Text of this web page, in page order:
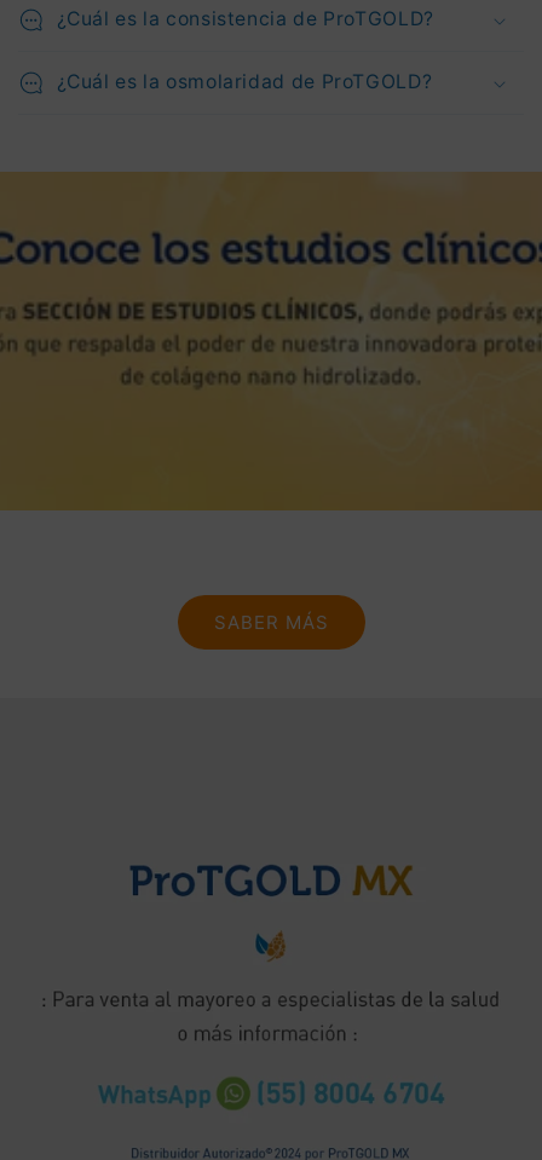
¿Cuál es la consistencia de ProTGOLD?
¿Cuál es la osmolaridad de ProTGOLD?
SABER MÁS